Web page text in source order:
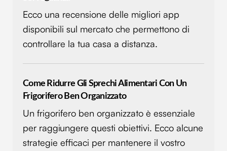
dalla Dichiarazione sui cookie.
Utilizziamo i cookie per personalizzare contenuti ed
annunci, per fornire funzionalità dei social media e per
nostri partner che si occupano di analisi dei dati web,
pubblicità e social media, i quali potrebbero combinarle
con altre informazioni che hai fornito loro o che hanno
raccolto dal tuo utilizzo dei loro servizi.
Ecco una recensione delle migliori app
disponibili sul mercato che permettono di
controllare la tua casa a distanza.
Come Ridurre Gli Sprechi Alimentari Con Un
Frigorifero Ben Organizzato
Un frigorifero ben organizzato è essenziale
per raggiungere questi obiettivi. Ecco alcune
strategie efficaci per mantenere il vostro